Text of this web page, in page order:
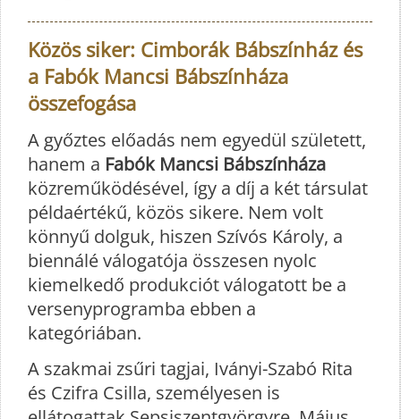
Közös siker: Cimborák Bábszínház és
a Fabók Mancsi Bábszínháza
összefogása
A győztes előadás nem egyedül született,
hanem a Fabók Mancsi Bábszínháza
közreműködésével, így a díj a két társulat
példaértékű, közös sikere. Nem volt
könnyű dolguk, hiszen Szívós Károly, a
biennálé válogatója összesen nyolc
kiemelkedő produkciót válogatott be a
versenyprogramba ebben a
kategóriában.
A szakmai zsűri tagjai, Iványi-Szabó Rita
és Czifra Csilla, személyesen is